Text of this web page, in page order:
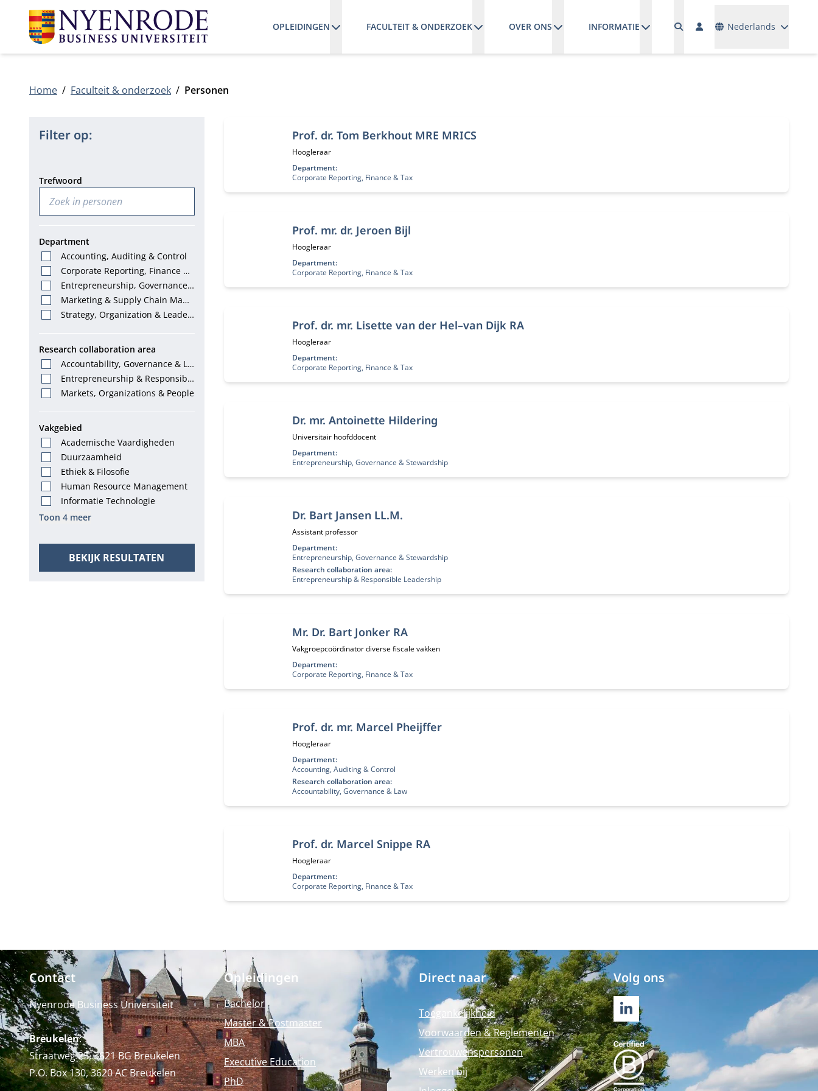
OPLEIDINGEN FACULTEIT & ONDERZOEK OVER ONS INFORMATIE Nederlands
Home Faculteit & onderzoek Personen
Filter op:
Trefwoord
Department
Accounting, Auditing & Control
Corporate Reporting, Finance &
Tax
Entrepreneurship, Governance
& Stewardship
Marketing & Supply Chain Mana
gement
Strategy, Organization & Leader
Research collaboration area
Accountability, Governance & La
w
Entrepreneurship & Responsibl
e Leadership
Markets, Organizations & People
Vakgebied
Academische Vaardigheden
Duurzaamheid
Ethiek & Filosofie
Human Resource Management
Informatie Technologie
Toon 4 meer
BEKIJK RESULTATEN
Prof. dr. Tom Berkhout MRE MRICS
Functietitel:
Hoogleraar
Department:
Corporate Reporting, Finance & Tax
Prof. mr. dr. Jeroen Bijl
Functietitel:
Hoogleraar
Department:
Corporate Reporting, Finance & Tax
Prof. dr. mr. Lisette van der Hel–van Dijk RA
Functietitel:
Hoogleraar
Department:
Corporate Reporting, Finance & Tax
Dr. mr. Antoinette Hildering
Functietitel:
Universitair hoofddocent
Department:
Entrepreneurship, Governance & Stewardship
Dr. Bart Jansen LL.M.
Functietitel:
Assistant professor
Department:
Entrepreneurship, Governance & Stewardship
Research collaboration area:
Entrepreneurship & Responsible Leadership
Mr. Dr. Bart Jonker RA
Functietitel:
Vakgroepcoördinator diverse fiscale vakken
Department:
Corporate Reporting, Finance & Tax
Prof. dr. mr. Marcel Pheijffer
Functietitel:
Hoogleraar
Department:
Accounting, Auditing & Control
Research collaboration area:
Accountability, Governance & Law
Prof. dr. Marcel Snippe RA
Functietitel:
Hoogleraar
Department:
Corporate Reporting, Finance & Tax
Contact
Nyenrode Business Universiteit
Breukelen:
Straatweg 25, 3621 BG Breukelen
P.O. Box 130, 3620 AC Breukelen
Opleidingen
Bachelor
Master & Postmaster
MBA
Executive Education
PhD
Direct naar
Toegankelijkheid
Voorwaarden & Reglementen
Vertrouwenspersonen
Werken bij
Volg ons
LINKEDIN